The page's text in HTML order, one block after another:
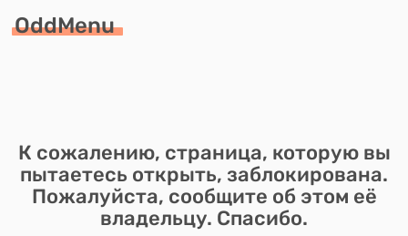
OddMenu
К сожалению, страница, которую вы
пытаетесь открыть, заблокирована.
Пожалуйста, сообщите об этом её
владельцу. Спасибо.